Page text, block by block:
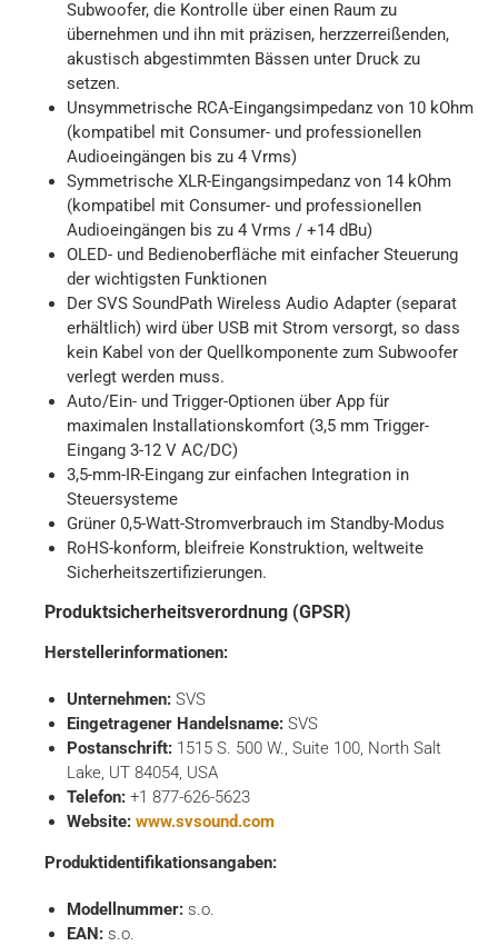
Subwoofer, die Kontrolle über einen Raum zu
übernehmen und ihn mit präzisen, herzzerreißenden,
akustisch abgestimmten Bässen unter Druck zu
setzen.
Unsymmetrische RCA-Eingangsimpedanz von 10 kOhm
(kompatibel mit Consumer- und professionellen
Audioeingängen bis zu 4 Vrms)
Symmetrische XLR-Eingangsimpedanz von 14 kOhm
(kompatibel mit Consumer- und professionellen
Audioeingängen bis zu 4 Vrms / +14 dBu)
OLED- und Bedienoberfläche mit einfacher Steuerung
der wichtigsten Funktionen
Der SVS SoundPath Wireless Audio Adapter (separat
erhältlich) wird über USB mit Strom versorgt, so dass
kein Kabel von der Quellkomponente zum Subwoofer
verlegt werden muss.
Auto/Ein- und Trigger-Optionen über App für
maximalen Installationskomfort (3,5 mm Trigger-
Eingang 3-12 V AC/DC)
3,5-mm-IR-Eingang zur einfachen Integration in
Steuersysteme
Grüner 0,5-Watt-Stromverbrauch im Standby-Modus
RoHS-konform, bleifreie Konstruktion, weltweite
Sicherheitszertifizierungen.
Produktsicherheitsverordnung (GPSR)
Herstellerinformationen:
Unternehmen: SVS
Eingetragener Handelsname: SVS
Postanschrift: 1515 S. 500 W., Suite 100, North Salt
Lake, UT 84054, USA
Telefon: +1 877-626-5623
Website: www.svsound.com
Produktidentifikationsangaben:
Modellnummer: s.o.
EAN: s.o.